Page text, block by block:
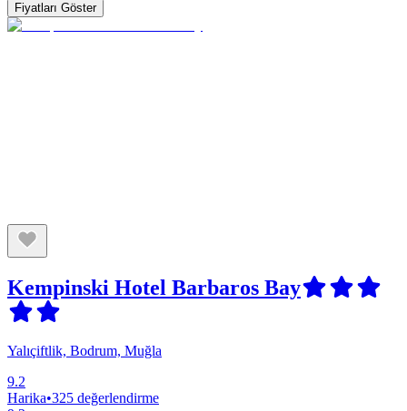
Fiyatları Göster
Kempinski Hotel Barbaros Bay
Yalıçiftlik, Bodrum, Muğla
9.2
Harika•325 değerlendirme